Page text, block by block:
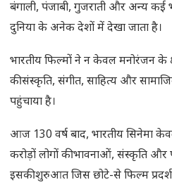
बंगाली, पंजाबी, गुजराती और अन्य कई
दुनिया के अनेक देशों में देखा जाता है।
भारतीय फिल्मों ने न केवल मनोरंजन के
की संस्कृति, संगीत, साहित्य और
पहुंचाया है।
आज 130 वर्ष बाद, भारतीय सिनेमा
करोड़ों लोगों की भावनाओं, संस्कृति और
इसकी शुरुआत जिस छोटे-से फिल्म